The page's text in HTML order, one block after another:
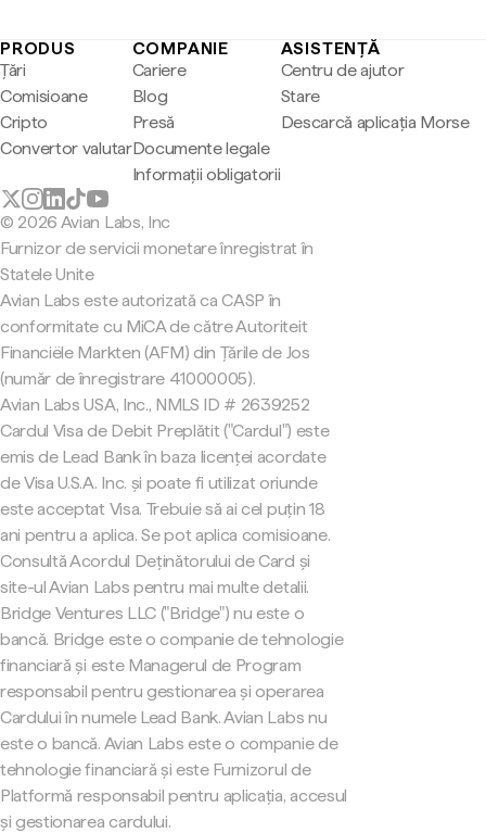
PRODUS
Țări
Comisioane
Cripto
Convertor valutar
COMPANIE
Cariere
Blog
Presă
Documente legale
Informații obligatorii
ASISTENȚĂ
Centru de ajutor
Stare
Descarcă aplicația Morse
© 2026 Avian Labs, Inc
Furnizor de servicii monetare înregistrat în
Statele Unite
Avian Labs este autorizată ca CASP în
conformitate cu MiCA de către Autoriteit
Financiële Markten (AFM) din Țările de Jos
(număr de înregistrare 41000005).
Avian Labs USA, Inc., NMLS ID # 2639252
Cardul Visa de Debit Preplătit ("Cardul") este
emis de Lead Bank în baza licenței acordate
de Visa U.S.A. Inc. și poate fi utilizat oriunde
este acceptat Visa. Trebuie să ai cel puțin 18
ani pentru a aplica. Se pot aplica comisioane.
Consultă Acordul Deținătorului de Card și
site-ul Avian Labs pentru mai multe detalii.
Bridge Ventures LLC ("Bridge") nu este o
bancă. Bridge este o companie de tehnologie
financiară și este Managerul de Program
responsabil pentru gestionarea și operarea
Cardului în numele Lead Bank. Avian Labs nu
este o bancă. Avian Labs este o companie de
tehnologie financiară și este Furnizorul de
Platformă responsabil pentru aplicația, accesul
și gestionarea cardului.